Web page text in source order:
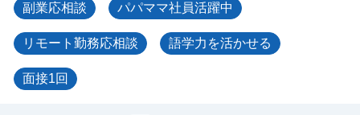
副業応相談 パパママ社員活躍中
リモート勤務応相談 語学力を活かせる
面接1回